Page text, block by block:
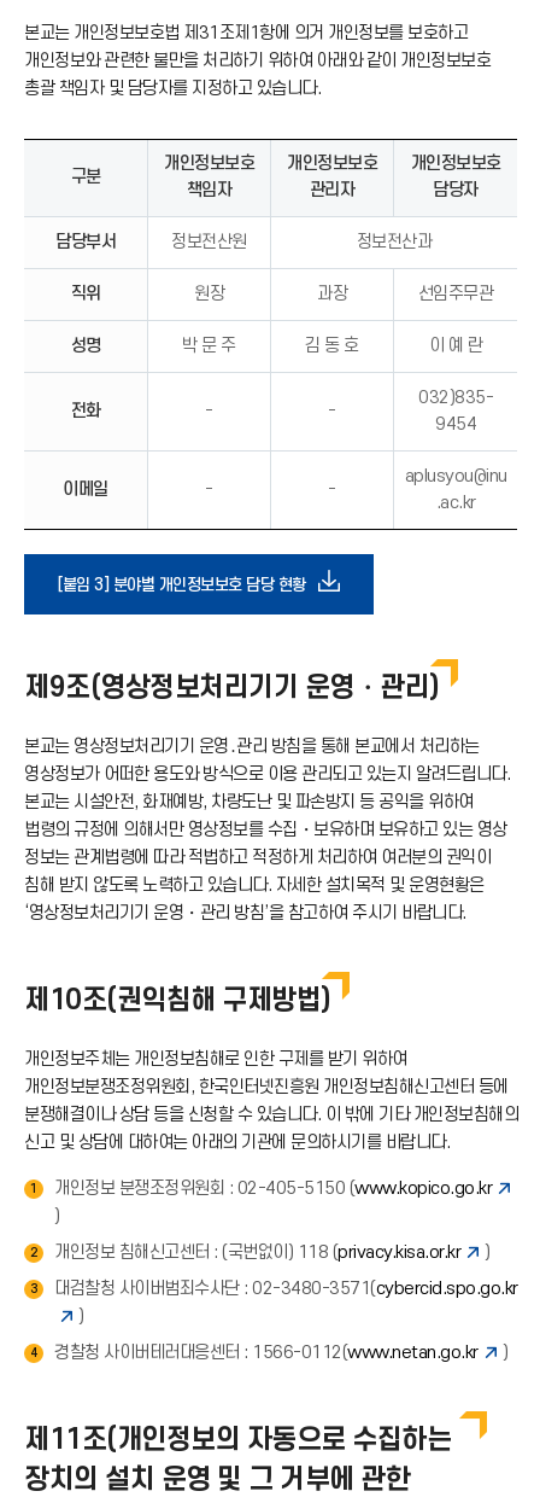
본교는 개인정보보호법 제31조제1항에 의거 개인정보를 보호하고
개인정보와 관련한 불만을 처리하기 위하여 아래와 같이 개인정보보호
총괄 책임자 및 담당자를 지정하고 있습니다.
구분
개인정보보호
책임자
개인정보보호
관리자
개인정보보호
담당자
담당부서 정보전산원 정보전산과
직위 원장 과장 선임주무관
성명 박 문 주 김 동 호 이 예 란
전화 - -
032)835-
9454
이메일 - -
aplusyou@inu
.ac.kr
[붙임 3] 분야별 개인정보보호 담당 현황다
로
드
아
이
제9조(영상정보처리기기 운영・관리)
본교는 영상정보처리기기 운영․관리 방침을 통해 본교에서 처리하는
영상정보가 어떠한 용도와 방식으로 이용 관리되고 있는지 알려드립니다.
본교는 시설안전, 화재예방, 차량도난 및 파손방지 등 공익을 위하여
법령의 규정에 의해서만 영상정보를 수집・보유하며 보유하고 있는 영상
정보는 관계법령에 따라 적법하고 적정하게 처리하여 여러분의 권익이
침해 받지 않도록 노력하고 있습니다. 자세한 설치목적 및 운영현황은
‘영상정보처리기기 운영・관리 방침’을 참고하여 주시기 바랍니다.
제10조(권익침해 구제방법)
개인정보주체는 개인정보침해로 인한 구제를 받기 위하여
개인정보분쟁조정위원회, 한국인터넷진흥원 개인정보침해신고센터 등에
분쟁해결이나 상담 등을 신청할 수 있습니다. 이 밖에 기타 개인정보침해의
신고 및 상담에 대하여는 아래의 기관에 문의하시기를 바랍니다.
1 개인정보 분쟁조정위원회 : 02-405-5150 (www.kopico.go.kr
)
2 개인정보 침해신고센터 : (국번없이) 118 (privacy.kisa.or.kr )
3 대검찰청 사이버범죄수사단 : 02-3480-3571(cybercid.spo.go.kr
)
4 경찰청 사이버테러대응센터 : 1566-0112(www.netan.go.kr )
제11조(개인정보의 자동으로 수집하는
장치의 설치 운영 및 그 거부에 관한